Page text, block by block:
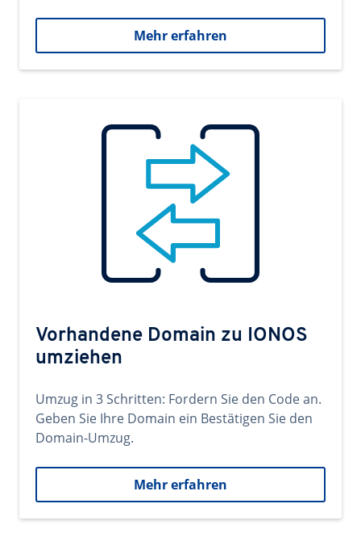
Mehr erfahren
Vorhandene Domain zu IONOS
umziehen
Umzug in 3 Schritten: Fordern Sie den Code an.
Geben Sie Ihre Domain ein Bestätigen Sie den
Domain-Umzug.
Mehr erfahren